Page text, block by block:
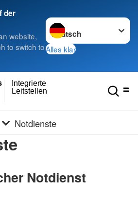
der
website,
to switch to
Sprache wechseln zu
Alles klar
Leitstellen
Integrierte
Notdienste
Notdienst